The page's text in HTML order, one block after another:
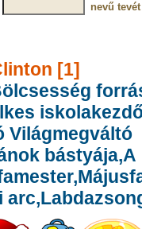
nevű
[1]
Világmegváltó
bástyája,A